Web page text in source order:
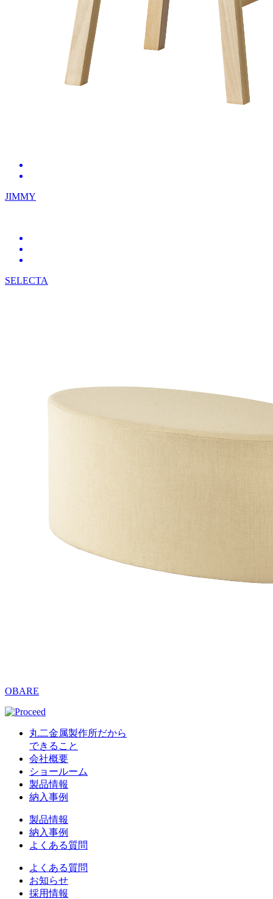
JIMMY
SELECTA
OBARE
丸二金属製作所だから
できること
会社概要
ショールーム
製品情報
納入事例
製品情報
納入事例
よくある質問
よくある質問
お知らせ
採用情報